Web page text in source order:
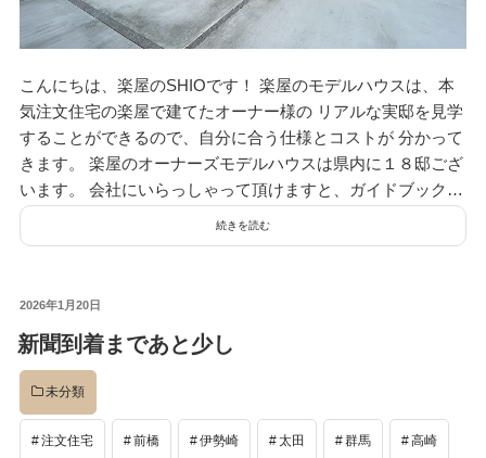
こんにちは、楽屋のSHIOです！ 楽屋のモデルハウスは、本
気注文住宅の楽屋で建てたオーナー様の リアルな実邸を見学
することができるので、自分に合う仕様とコストが 分かって
きます。 楽屋のオーナーズモデルハウスは県内に１８邸ござ
います。 会社にいらっしゃって頂けますと、ガイドブック…
続きを読む
投
日:
2026年1月20日
新聞到着まであと少し
未分類
注文住宅 前橋 伊勢崎 太田 群馬 高崎